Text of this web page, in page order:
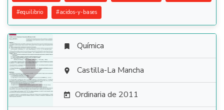
#equilibrio #acidos-y-bases

 Química
 Castilla-La Mancha
 Ordinaria de 2011